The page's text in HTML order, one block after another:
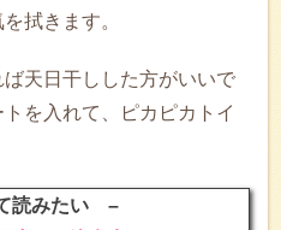
拭きます。
天日干しした方がいいで
を入れて、ピカピカトイ
読みたい –